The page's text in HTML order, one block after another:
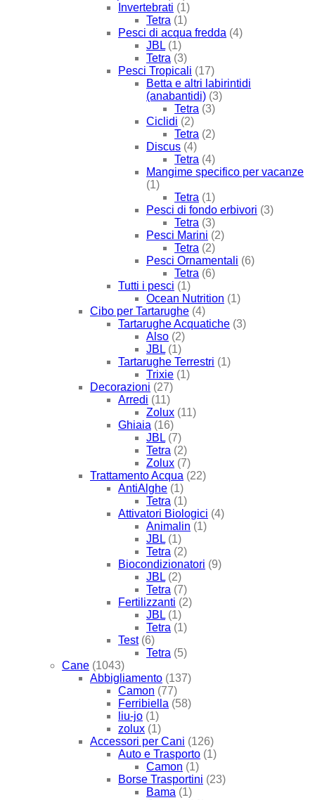
Invertebrati (1)
Tetra (1)
Pesci di acqua fredda (4)
JBL (1)
Tetra (3)
Pesci Tropicali (17)
Betta e altri labirintidi
(anabantidi) (3)
Tetra (3)
Ciclidi (2)
Tetra (2)
Discus (4)
Tetra (4)
Mangime specifico per vacanze
(1)
Tetra (1)
Pesci di fondo erbivori (3)
Tetra (3)
Pesci Marini (2)
Tetra (2)
Pesci Ornamentali (6)
Tetra (6)
Tutti i pesci (1)
Ocean Nutrition (1)
Cibo per Tartarughe (4)
Tartarughe Acquatiche (3)
Also (2)
JBL (1)
Tartarughe Terrestri (1)
Trixie (1)
Decorazioni (27)
Arredi (11)
Zolux (11)
Ghiaia (16)
JBL (7)
Tetra (2)
Zolux (7)
Trattamento Acqua (22)
AntiAlghe (1)
Tetra (1)
Attivatori Biologici (4)
Animalin (1)
JBL (1)
Tetra (2)
Biocondizionatori (9)
JBL (2)
Tetra (7)
Fertilizzanti (2)
JBL (1)
Tetra (1)
Test (6)
Tetra (5)
Cane (1043)
Abbigliamento (137)
Camon (77)
Ferribiella (58)
liu-jo (1)
zolux (1)
Accessori per Cani (126)
Auto e Trasporto (1)
Camon (1)
Borse Trasportini (23)
Bama (1)